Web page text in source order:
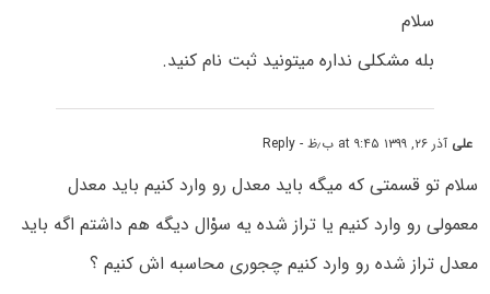
سلام
بله مشکلی نداره میتونید ثبت نام کنید.
علی آذر ۲۶, ۱۳۹۹ at ۹:۴۵ ب٫ظ - Reply
سلام تو قسمتی که میگه باید معدل رو وارد کنیم باید معدل
معمولی رو وارد کنیم یا تراز شده یه سوْال دیگه هم داشتم اگه باید
معدل تراز شده رو وارد کنیم چجوری محاسبه اش کنیم ؟